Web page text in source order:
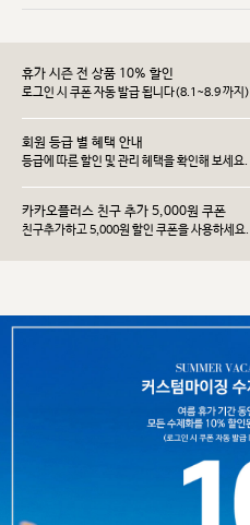
휴가 시즌 전 상품 10% 할인
로그인 시 쿠폰 자동 발급 됩니다(8.1~8.9 까지)
회원 등급 별 혜택 안내
등급에 따른 할인 및 관리 헤택을 확인해 보세요.
카카오플러스 친구 추가 5,000원 쿠폰
친구추가하고 5,000원 할인 쿠폰을 사용하세요.